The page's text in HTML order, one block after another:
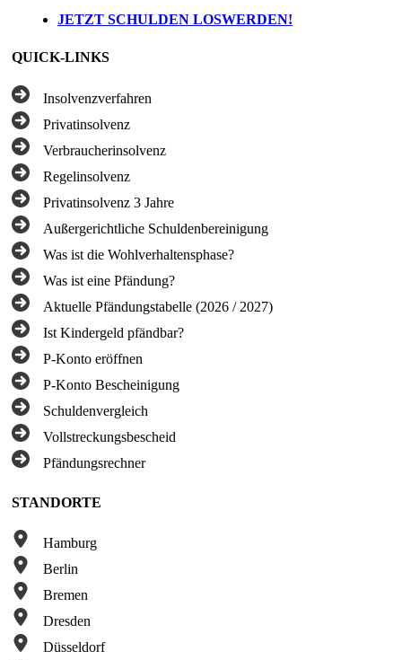
JETZT SCHULDEN LOSWERDEN!
QUICK-LINKS
Insolvenzverfahren
Privatinsolvenz
Verbraucherinsolvenz
Regelinsolvenz
Privatinsolvenz 3 Jahre
Außergerichtliche Schuldenbereinigung
Was ist die Wohlverhaltensphase?
Was ist eine Pfändung?
Aktuelle Pfändungstabelle (2026 / 2027)
Ist Kindergeld pfändbar?
P-Konto eröffnen
P-Konto Bescheinigung
Schuldenvergleich
Vollstreckungsbescheid
Pfändungsrechner
STANDORTE
Hamburg
Berlin
Bremen
Dresden
Düsseldorf